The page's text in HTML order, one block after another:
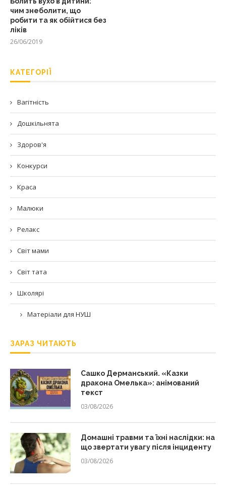
чим знеболити, що
робити та як обійтися без
ліків
26/06/2019
КАТЕГОРІЇ
Вагітність
Дошкільнята
Здоров'я
Конкурси
Краса
Малюки
Релакс
Світ мами
Світ тата
Школярі
Матеріали для НУШ
ЗАРАЗ ЧИТАЮТЬ
Сашко Дерманський. «Казки
дракона Омелька»: анімований
текст
03/08/2026
Домашні травми та їхні наслідки: на
що звертати увагу після інциденту
03/08/2026